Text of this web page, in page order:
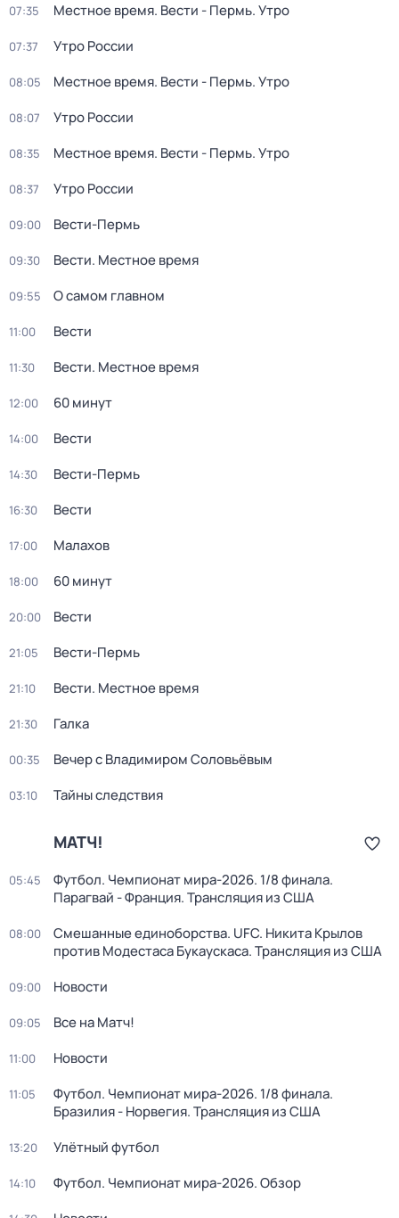
07:35 Местное время. Вести - Пермь. Утро
07:37 Утро России
08:05 Местное время. Вести - Пермь. Утро
08:07 Утро России
08:35 Местное время. Вести - Пермь. Утро
08:37 Утро России
09:00 Вести-Пермь
09:30 Вести. Местное время
09:55 О самом главном
11:00 Вести
11:30 Вести. Местное время
12:00 60 минут
14:00 Вести
14:30 Вести-Пермь
16:30 Вести
17:00 Малахов
18:00 60 минут
20:00 Вести
21:05 Вести-Пермь
21:10 Вести. Местное время
21:30 Галка
00:35 Вечер с Владимиром Соловьёвым
03:10 Тайны следствия
МАТЧ!
05:45
Футбол. Чемпионат мира-2026. 1/8 финала.
Парагвай - Франция. Трансляция из США
08:00
Смешанные единоборства. UFC. Никита Крылов
против Модестаса Букаускаса. Трансляция из США
09:00 Новости
09:05 Все на Матч!
11:00 Новости
11:05
Футбол. Чемпионат мира-2026. 1/8 финала.
Бразилия - Норвегия. Трансляция из США
13:20 Улётный футбол
14:10 Футбол. Чемпионат мира-2026. Обзор